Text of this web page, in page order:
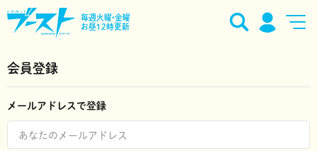
毎週火曜•金曜
お昼12時更新
会員登録
メールアドレスで登録